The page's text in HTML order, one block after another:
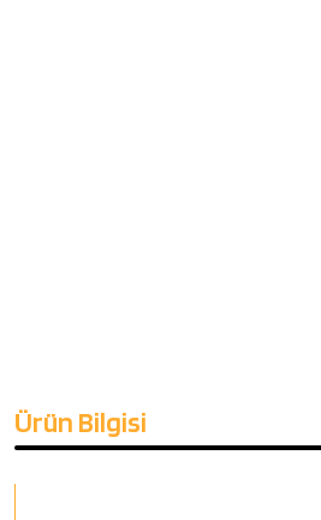
Ürün Bilgisi